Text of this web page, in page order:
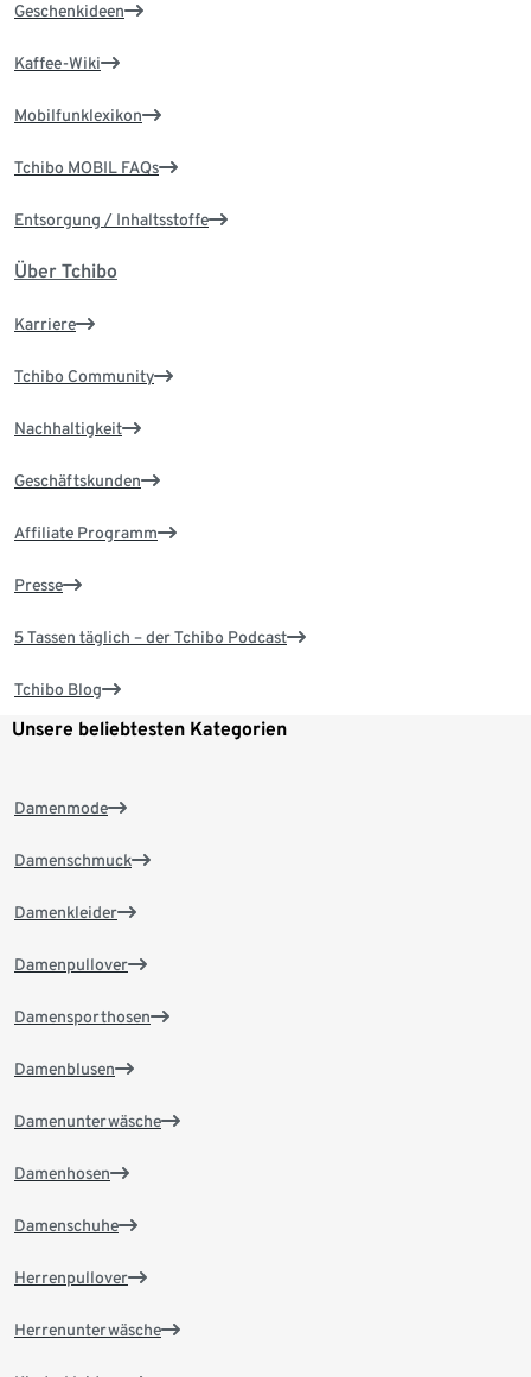
Geschenkideen
Kaffee-Wiki
Mobilfunklexikon
Tchibo MOBIL FAQs
Entsorgung / Inhaltsstoffe
Über Tchibo
Karriere
Tchibo Community
Nachhaltigkeit
Geschäftskunden
Affiliate Programm
Presse
5 Tassen täglich – der Tchibo Podcast
Tchibo Blog
Unsere beliebtesten Kategorien
Damenmode
Damenschmuck
Damenkleider
Damenpullover
Damensporthosen
Damenblusen
Damenunterwäsche
Damenhosen
Damenschuhe
Herrenpullover
Herrenunterwäsche